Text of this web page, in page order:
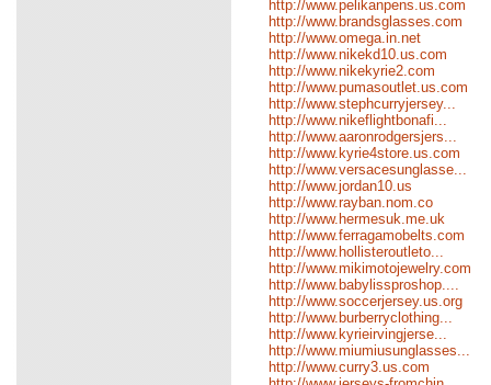
http://www.pelikanpens.us.com
http://www.brandsglasses.com
http://www.omega.in.net
http://www.nikekd10.us.com
http://www.nikekyrie2.com
http://www.pumasoutlet.us.com
http://www.stephcurryjersey...
http://www.nikeflightbonafi...
http://www.aaronrodgersjers...
http://www.kyrie4store.us.com
http://www.versacesunglasse...
http://www.jordan10.us
http://www.rayban.nom.co
http://www.hermesuk.me.uk
http://www.ferragamobelts.com
http://www.hollisteroutleto...
http://www.mikimotojewelry.com
http://www.babylissproshop....
http://www.soccerjersey.us.org
http://www.burberryclothing...
http://www.kyrieirvingjerse...
http://www.miumiusunglasses...
http://www.curry3.us.com